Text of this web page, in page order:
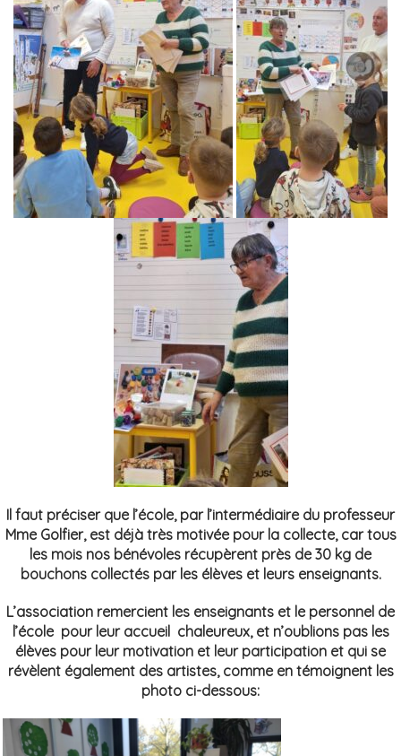
Il faut préciser que l’école, par l’intermédiaire du professeur
Mme Golfier, est déjà très motivée pour la collecte, car tous
les mois nos bénévoles récupèrent près de 30 kg de
bouchons collectés par les élèves et leurs enseignants.
L’association remercient les enseignants et le personnel de
l’école pour leur accueil chaleureux, et n’oublions pas les
élèves pour leur motivation et leur participation et qui se
révèlent également des artistes, comme en témoignent les
photo ci-dessous: